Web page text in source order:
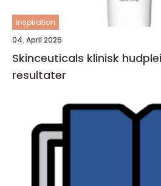
inspiration
04. April 2026
Skinceuticals klinisk hudpleie for synlige
resultater